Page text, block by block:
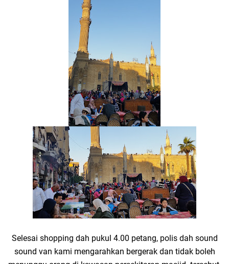
Selesai shopping dah pukul 4.00 petang, polis dah sound
sound van kami mengarahkan bergerak dan tidak boleh